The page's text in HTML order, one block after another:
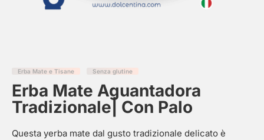
Erba Mate e Tisane Senza glutine
Erba Mate Aguantadora
Tradizionale| Con Palo
Questa yerba mate dal gusto tradizionale delicato è